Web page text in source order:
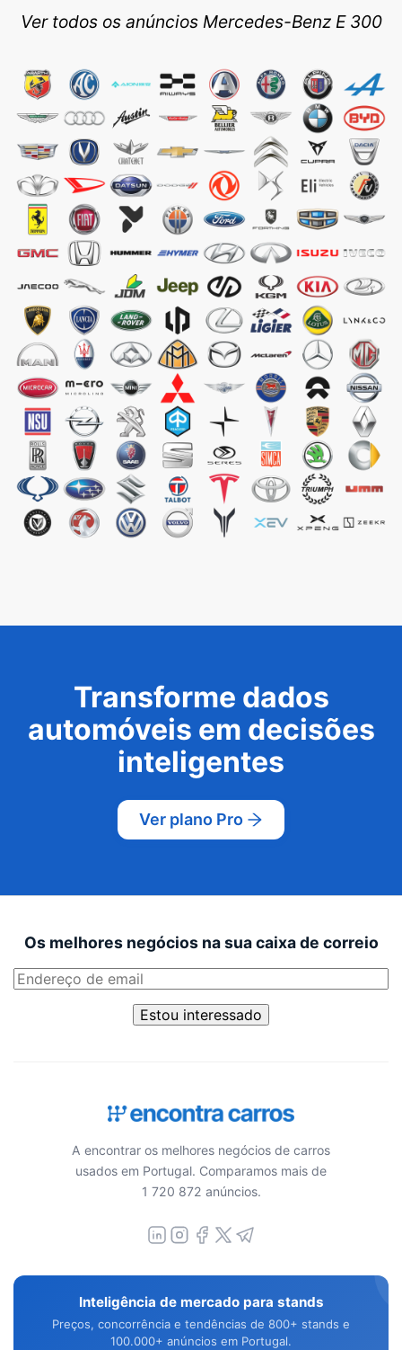
Ver todos os anúncios Mercedes-Benz E 300
Transforme dados
automóveis em decisões
inteligentes
Ver plano Pro
Os melhores negócios na sua caixa de correio
Estou interessado
A encontrar os melhores negócios de carros
usados em Portugal. Comparamos mais de
1 720 872 anúncios.
Inteligência de mercado para stands
Preços, concorrência e tendências de 800+ stands e
100.000+ anúncios em Portugal.